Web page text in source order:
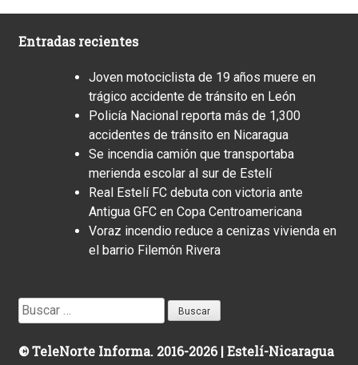
Entradas recientes
Joven motociclista de 19 años muere en
trágico accidente de tránsito en León
Policía Nacional reporta más de 1,300
accidentes de tránsito en Nicaragua
Se incendia camión que transportaba
merienda escolar al sur de Estelí
Real Estelí FC debuta con victoria ante
Antigua GFC en Copa Centroamericana
Voraz incendio reduce a cenizas vivienda en
el barrio Filemón Rivera
Buscar:
© TeleNorte Informa. 2016-2026 | Estelí-Nicaragua